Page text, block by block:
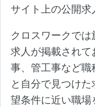
サイト上の公開求
クロスワークで
求人が掲載され
事、管工事など
と自分で見つけ
望条件に近い職場